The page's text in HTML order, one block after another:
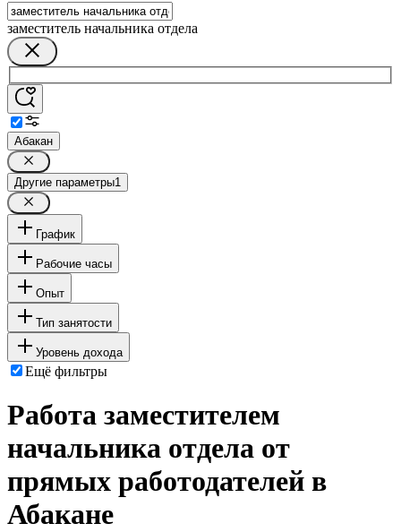
заместитель начальника отдела
Абакан
Другие параметры1
График
Рабочие часы
Опыт
Тип занятости
Уровень дохода
Ещё фильтры
Работа заместителем
начальника отдела от
прямых работодателей в
Абакане